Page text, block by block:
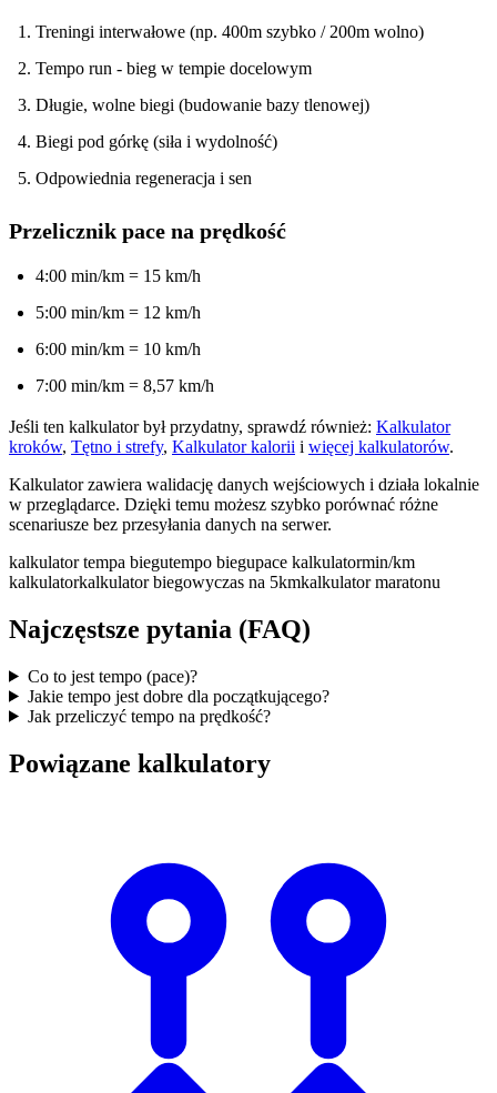
Treningi interwałowe (np. 400m szybko / 200m wolno)
Tempo run - bieg w tempie docelowym
Długie, wolne biegi (budowanie bazy tlenowej)
Biegi pod górkę (siła i wydolność)
Odpowiednia regeneracja i sen
Przelicznik pace na prędkość
4:00 min/km = 15 km/h
5:00 min/km = 12 km/h
6:00 min/km = 10 km/h
7:00 min/km = 8,57 km/h
Jeśli ten kalkulator był przydatny, sprawdź również: Kalkulator
kroków, Tętno i strefy, Kalkulator kalorii i więcej kalkulatorów.
Kalkulator zawiera walidację danych wejściowych i działa lokalnie
w przeglądarce. Dzięki temu możesz szybko porównać różne
scenariusze bez przesyłania danych na serwer.
kalkulator tempa biegutempo biegupace kalkulatormin/km
kalkulatorkalkulator biegowyczas na 5kmkalkulator maratonu
Najczęstsze pytania (FAQ)
Co to jest tempo (pace)?
Jakie tempo jest dobre dla początkującego?
Jak przeliczyć tempo na prędkość?
Powiązane kalkulatory